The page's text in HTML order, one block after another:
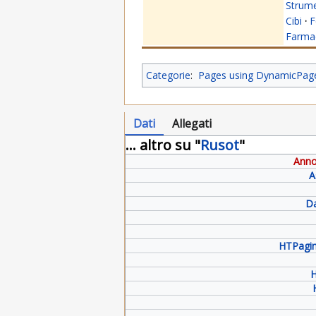
Cibi ·
Categorie: Pages using
Dati Allegati
... altro su "Rusot"